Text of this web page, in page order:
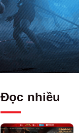
Đọc nhiều